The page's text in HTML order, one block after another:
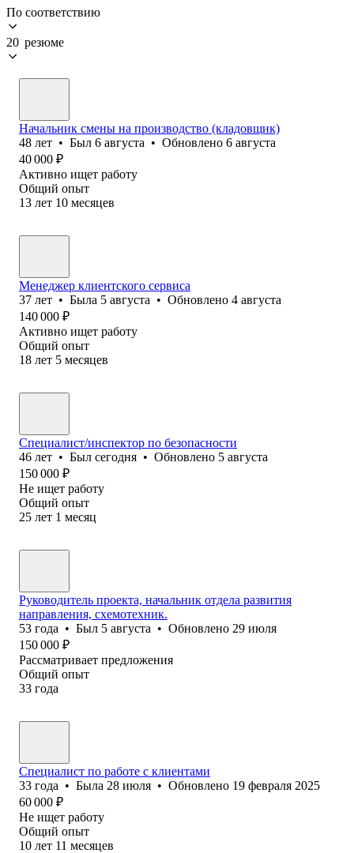
По соответствию
20 резюме
Начальник смены на производство (кладовщик)
48 лет • Был 6 августа • Обновлено 6 августа
40 000 ₽
Активно ищет работу
Общий опыт
13 лет 10 месяцев
Менеджер клиентского сервиса
37 лет • Была 5 августа • Обновлено 4 августа
140 000 ₽
Активно ищет работу
Общий опыт
18 лет 5 месяцев
Специалист/инспектор по безопасности
46 лет • Был сегодня • Обновлено 5 августа
150 000 ₽
Не ищет работу
Общий опыт
25 лет 1 месяц
Руководитель проекта, начальник отдела развития
направления, схемотехник.
53 года • Был 5 августа • Обновлено 29 июля
150 000 ₽
Рассматривает предложения
Общий опыт
33 года
Специалист по работе с клиентами
33 года • Была 28 июля • Обновлено 19 февраля 2025
60 000 ₽
Не ищет работу
Общий опыт
10 лет 11 месяцев